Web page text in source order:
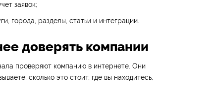
заявок;
города, разделы, статьи и интеграции.
доверять компании
проверяют компанию в интернете. Они
сколько это стоит, где вы находитесь,